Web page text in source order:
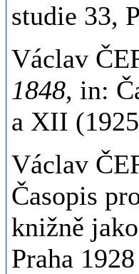
studie 33,
Václav
1848, in:
a XII
Václav
Časopis
knižně
Praha 1928